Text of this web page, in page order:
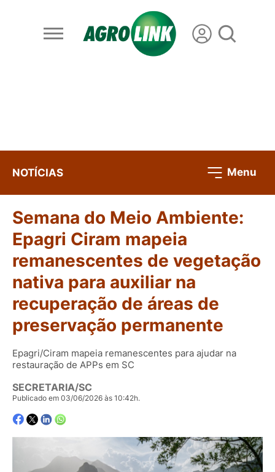
NOTÍCIAS Menu
Semana do Meio Ambiente:
Epagri Ciram mapeia
remanescentes de vegetação
nativa para auxiliar na
recuperação de áreas de
preservação permanente
Epagri/Ciram mapeia remanescentes para ajudar na
restauração de APPs em SC
SECRETARIA/SC
Publicado em 03/06/2026 às 10:42h.